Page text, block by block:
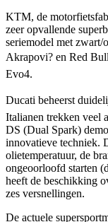
KTM, de
zeer opvallende
seriemodel met zwart/
Akrapovi? en Red
Evo4.
Ducati beheerst
Italianen trekken veel
DS (Dual Spark)
innovatieve techniek.
olietemperatuur, de
ongeoorloofd starten
heeft de beschikking
zes versnellingen.
De actuele